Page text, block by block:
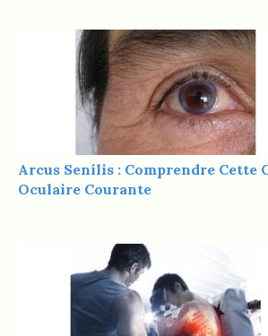
Arcus Senilis : Comprendre Cette
Oculaire Courante